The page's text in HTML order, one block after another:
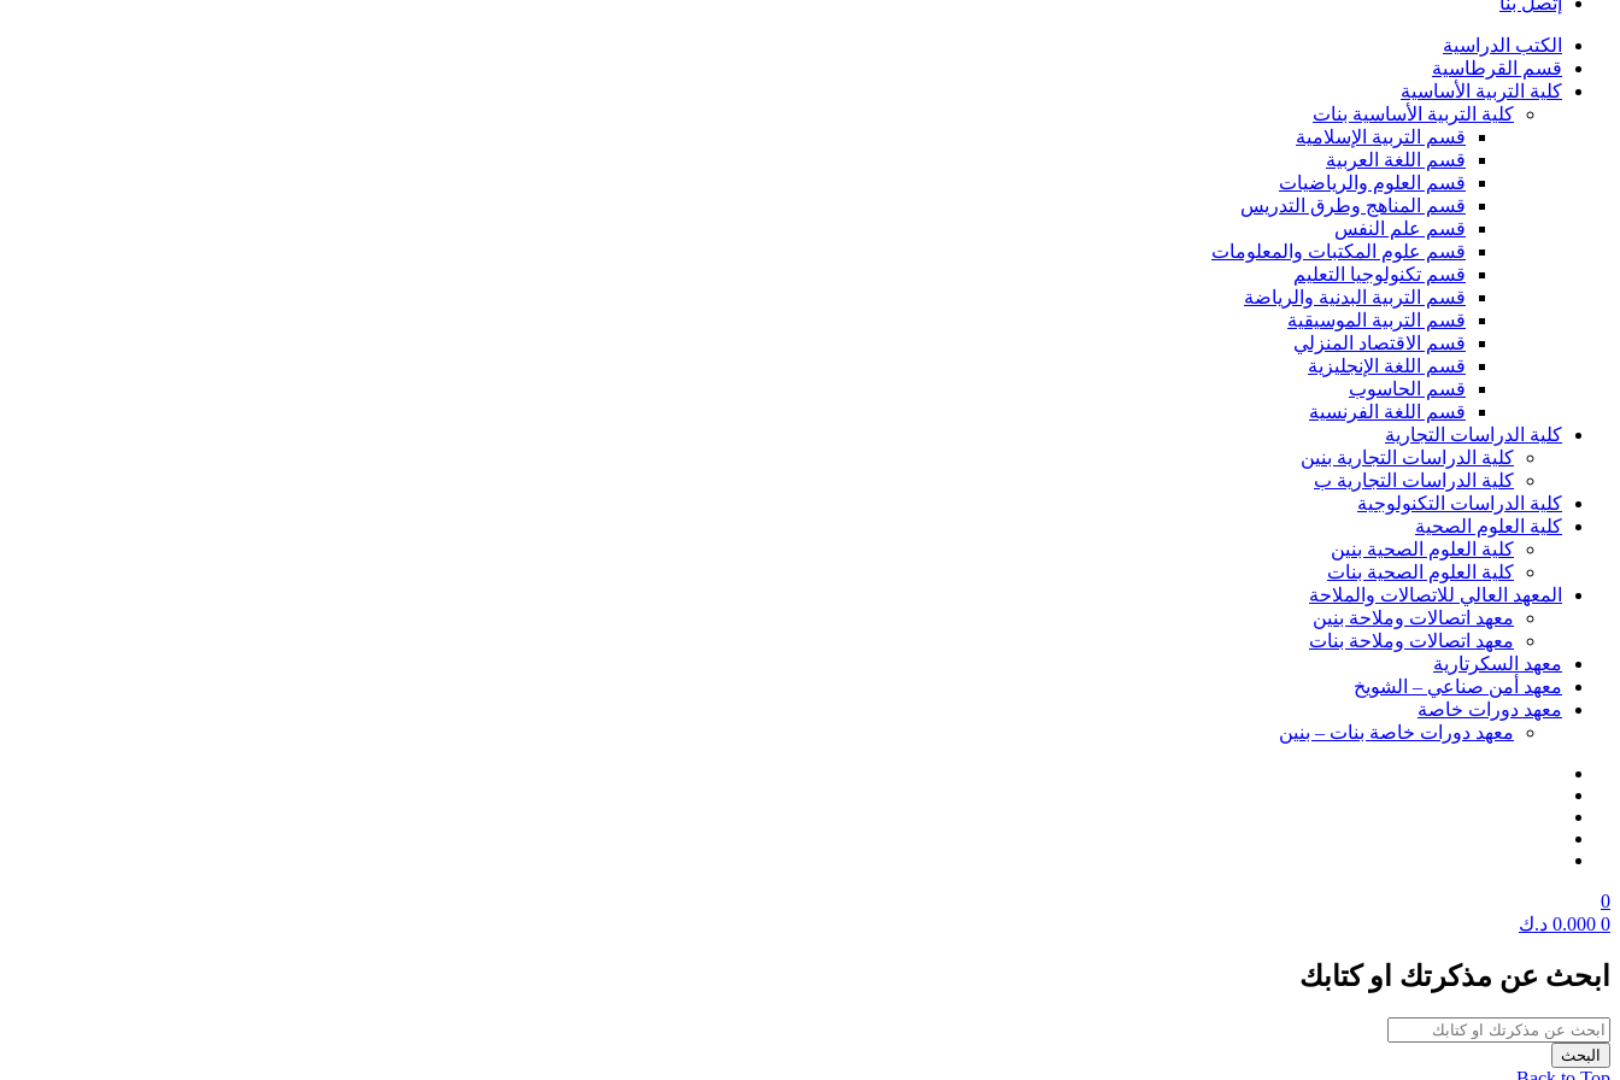
الكتب الدراسية
قسم القرطاسية
كلية التربية الأساسية
كلية التربية الأساسية بنات
قسم التربية الإسلامية
قسم اللغة العربية
قسم العلوم والرياضيات
قسم المناهج وطرق التدريس
قسم علم النفس
قسم علوم المكتبات والمعلومات
قسم تكنولوجيا التعليم
قسم التربية البدنية والرياضة
قسم التربية الموسيقية
قسم الاقتصاد المنزلي
قسم اللغة الإنجليزية
قسم الحاسوب
قسم اللغة الفرنسية
كلية الدراسات التجارية
كلية الدراسات التجارية بنين
كلية الدراسات التجارية ب
كلية الدراسات التكنولوجية
كلية العلوم الصحية
كلية العلوم الصحية بنين
كلية العلوم الصحية بنات
المعهد العالي للاتصالات والملاحة
معهد اتصالات وملاحة بنين
معهد اتصالات وملاحة بنات
معهد السكرتارية
معهد أمن صناعي – الشويخ
معهد دورات خاصة
معهد دورات خاصة بنات – بنين
0
0
0.000 د.ك
ابحث عن مذكرتك او كتابك